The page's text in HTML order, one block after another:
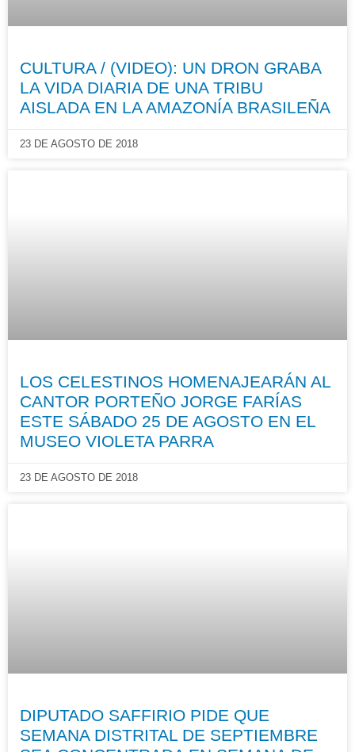
CULTURA / (VIDEO): UN DRON GRABA
LA VIDA DIARIA DE UNA TRIBU
AISLADA EN LA AMAZONÍA BRASILEÑA
23 DE AGOSTO DE 2018
LOS CELESTINOS HOMENAJEARÁN AL
CANTOR PORTEÑO JORGE FARÍAS
ESTE SÁBADO 25 DE AGOSTO EN EL
MUSEO VIOLETA PARRA
23 DE AGOSTO DE 2018
DIPUTADO SAFFIRIO PIDE QUE
SEMANA DISTRITAL DE SEPTIEMBRE